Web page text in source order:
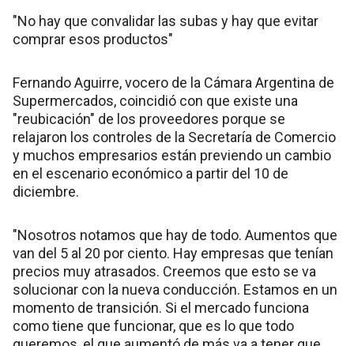
"No hay que convalidar las subas y hay que evitar
comprar esos productos"
Fernando Aguirre, vocero de la Cámara Argentina de
Supermercados, coincidió con que existe una
"reubicación" de los proveedores porque se
relajaron los controles de la Secretaría de Comercio
y muchos empresarios están previendo un cambio
en el escenario económico a partir del 10 de
diciembre.
"Nosotros notamos que hay de todo. Aumentos que
van del 5 al 20 por ciento. Hay empresas que tenían
precios muy atrasados. Creemos que esto se va
solucionar con la nueva conducción. Estamos en un
momento de transición. Si el mercado funciona
como tiene que funcionar, que es lo que todo